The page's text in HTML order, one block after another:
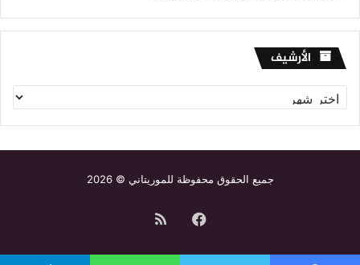
الأرشيف الأرشيف
جميع الحقوق محفوظة للموريتاني © 2026
فيسبوكملخص
الموقع